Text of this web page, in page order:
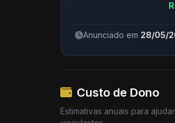
Anunciado em 28/05/
Custo de Dono
Estimativas anuais para